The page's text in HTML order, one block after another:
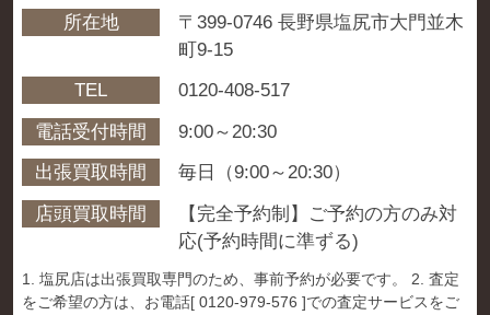
所在地
〒399-0746 長野県塩尻市大門並木
町9-15
TEL
0120-408-517
電話受付時間
9:00～20:30
出張買取時間
毎日（9:00～20:30）
店頭買取時間
【完全予約制】ご予約の方のみ対
応(予約時間に準ずる)
1. 塩尻店は出張買取専門のため、事前予約が必要です。 2. 査定
をご希望の方は、お電話[ 0120-979-576 ]での査定サービスをご